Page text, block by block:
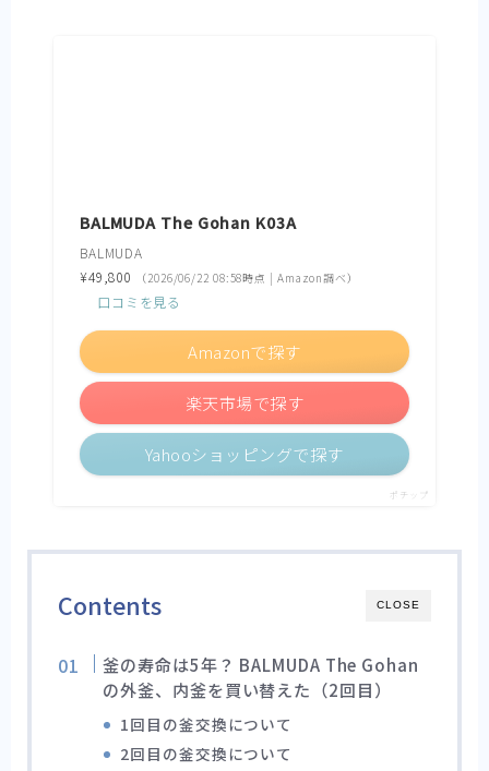
BALMUDA The Gohan K03A
BALMUDA
¥49,800
（2026/06/22 08:58時点 | Amazon調べ）
口コミを見る
Amazonで探す
楽天市場で探す
Yahooショッピングで探す
ポチップ
CLOSE
Contents
釜の寿命は5年？ BALMUDA The Gohan
の外釜、内釜を買い替えた（2回目）
1回目の釜交換について
2回目の釜交換について